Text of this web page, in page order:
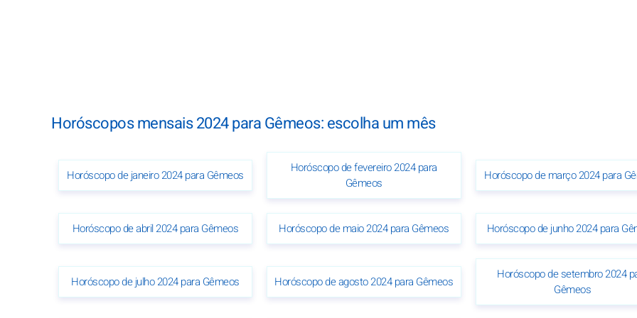
Horóscopos mensais 2024 para Gêmeos: escolha um mês
Horóscopo de janeiro 2024 para Gêmeos
Horóscopo de fevereiro 2024 para
Gêmeos
Horóscopo de março 2024 para
Horóscopo de abril 2024 para Gêmeos Horóscopo de maio 2024 para Gêmeos Horóscopo de junho 2024 para
Horóscopo de julho 2024 para Gêmeos Horóscopo de agosto 2024 para Gêmeos
Horóscopo de setembro 2024
Gêmeos